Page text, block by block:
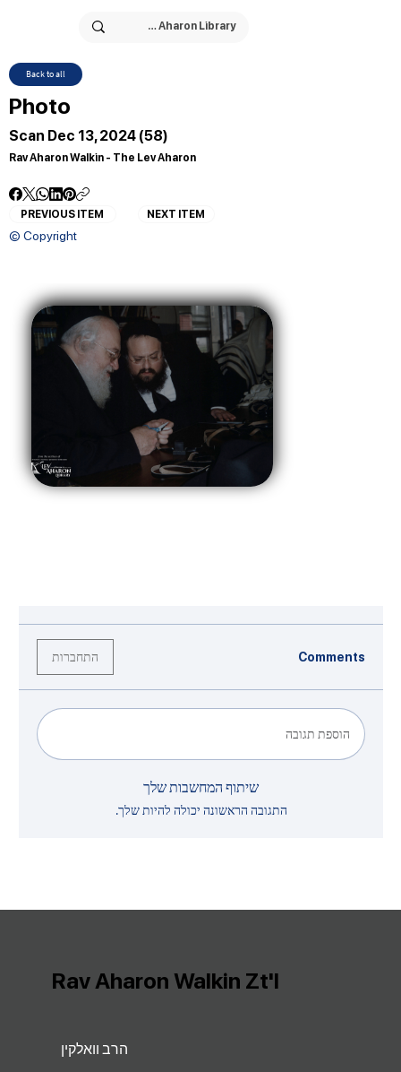
Back to all
Photo
Scan Dec 13, 2024 (58)
Rav Aharon Walkin - The Lev Aharon
PREVIOUS ITEM NEXT ITEM
© Copyright
Comments התחברות
הוספת תגובה
שיתוף המחשבות שלך
התגובה הראשונה יכולה להיות שלך.
הרב וואלקין
Rav Aharon Walkin Zt'l